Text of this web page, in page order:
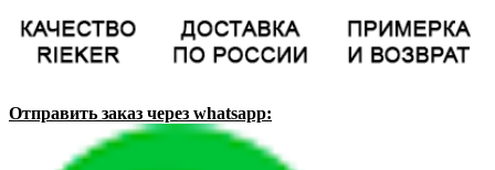
Отправить заказ через whatsapp: